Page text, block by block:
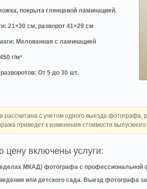
покрыта глянцевой ламинацией.
21×30 см, разворот 41×29 см
Мелованная с ламинацией
г/м²
От 5 до 30 шт.
рассчитана с учетом одного выезда фотографа,
приведет к изменения стоимости
цену включены услуги:
МКАД) фотографа с профессиональной
или детского сада. Выезд фотографа